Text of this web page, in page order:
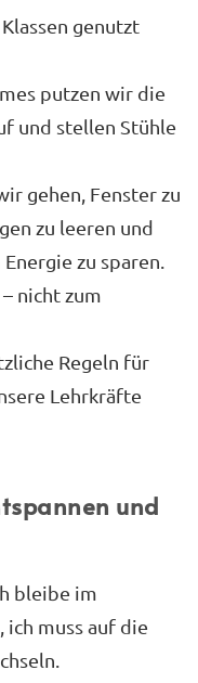
genutzt
putzen wir die
und stellen Stühle
gehen, Fenster zu
zu leeren und
zu sparen.
nicht zum
Regeln für
Lehrkräfte
und
bleibe im
ich muss auf die